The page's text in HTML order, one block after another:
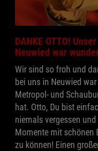
DANKE OTTO!
Neuwied war
Wir sind so froh und
bei uns in Neuwied
Metropol- und
hat. Otto, Du bist
niemals vergessen
Momente mit schönen
zu können! Einen